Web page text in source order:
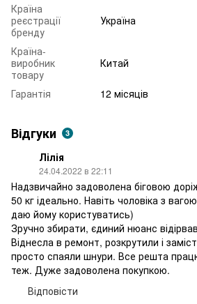
Країна
реєстрації
бренду
Україна
Країна-
виробник
товару
Китай
Гарантія 12 місяців
Відгуки 3
Лілія
24.04.2022 в 22:11
Надзвичайно задоволена біговою
50 кг ідеально. Навіть чоловіка з
даю йому користуватись)
Зручно збирати, єдиний нюанс
Віднесла в ремонт, розкрутили і
просто спаяли шнури. Все решта
теж. Дуже задоволена покупкою.
Відповісти